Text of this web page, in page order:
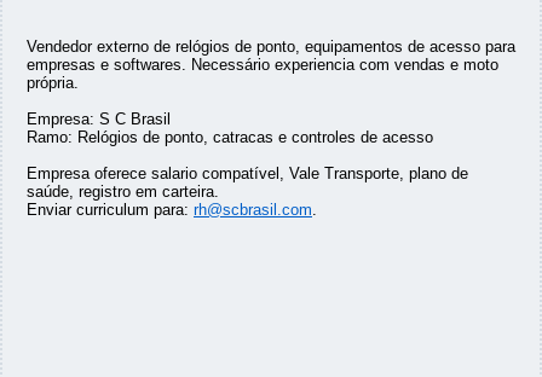
Vendedor externo de relógios de ponto, equipamentos de acesso para
empresas e softwares. Necessário experiencia com vendas e moto
própria.
Empresa: S C Brasil
Ramo: Relógios de ponto, catracas e controles de acesso
Empresa oferece salario compatível, Vale Transporte, plano de
saúde, registro em carteira.
Enviar curriculum para: rh@scbrasil.com.